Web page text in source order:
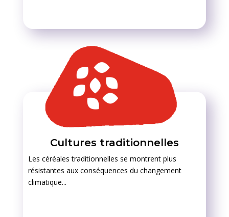
Cultures traditionnelles
Les céréales traditionnelles se montrent plus
résistantes aux conséquences du changement
climatique...